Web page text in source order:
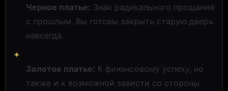
Черное платье: Знак радикального прощания
с прошлым. Вы готовы закрыть старую дверь
навсегда.
✦
Золотое платье: К финансовому успеху, но
также и к возможной зависти со стороны